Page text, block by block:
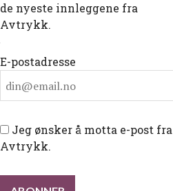
de nyeste innleggene fra
Avtrykk.
E-postadresse
Jeg ønsker å motta e-post fra
Avtrykk.